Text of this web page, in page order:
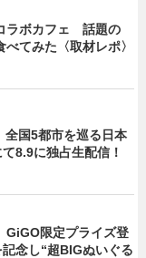
ラボカフェ 話題の
べてみた〈取材レポ〉
全国5都市を巡る日本
8.9に独占生配信！
GiGO限定プライズ登
念し“超BIGぬいぐる